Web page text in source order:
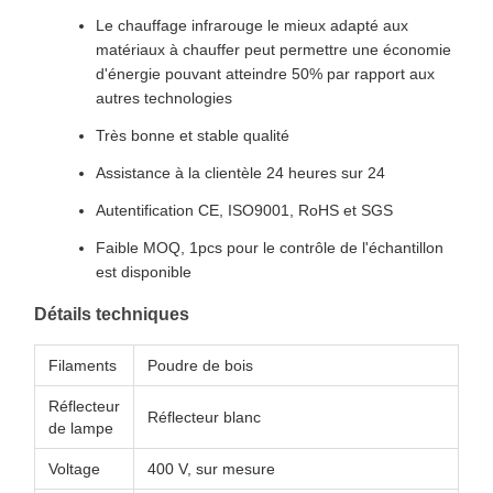
Le chauffage infrarouge le mieux adapté aux
matériaux à chauffer peut permettre une économie
d'énergie pouvant atteindre 50% par rapport aux
autres technologies
Très bonne et stable qualité
Assistance à la clientèle 24 heures sur 24
Autentification CE, ISO9001, RoHS et SGS
Faible MOQ, 1pcs pour le contrôle de l'échantillon
est disponible
Détails techniques
Filaments Poudre de bois
Réflecteur
de lampe
Réflecteur blanc
Voltage 400 V, sur mesure